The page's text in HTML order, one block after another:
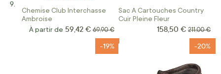
Chemise Club Interchasse
Ambroise
À partir de 59,42 € Prix normal
69,90 €
Sac A Cartouches Country
Cuir Pleine Fleur
Prix Spécial
158,50 € Prix
211,00 €
-19% -20%